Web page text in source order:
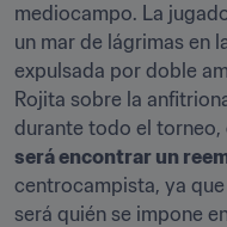
mediocampo. La
un mar de lágrimas en
expulsada por doble
Rojita sobre la
durante todo el torneo,
será encontrar un
centrocampista, ya
será quién se impone